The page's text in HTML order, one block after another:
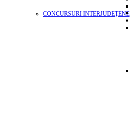
CONCURSURI INTERJUDEŢENE